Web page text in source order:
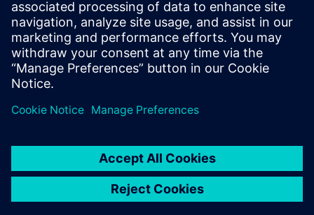
Solutions, amelyek lehetővé teszik a digitalizálást az
üzletben.
További információk